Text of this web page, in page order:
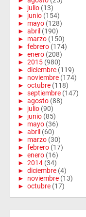
► julio (13)
► junio (154)
► mayo (128)
► abril (190)
► marzo (150)
► febrero (174)
► enero (208)
► 2015 (980)
► diciembre (119)
► noviembre (174)
► octubre (118)
► septiembre (147)
► agosto (88)
► julio (90)
► junio (85)
► mayo (36)
► abril (60)
► marzo (30)
► febrero (17)
► enero (16)
► 2014 (34)
► diciembre (4)
► noviembre (13)
► octubre (17)